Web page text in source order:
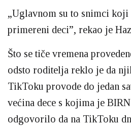
„Uglavnom su to snimci koji
primereni deci”, rekao je
Što se tiče vremena
odsto roditelja reklo je da
TikToku provode do jedan
većina dece s kojima je
odgovorilo da na TikToku